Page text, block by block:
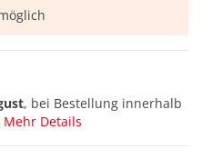
, bei Bestellung innerhalb
Mehr Details